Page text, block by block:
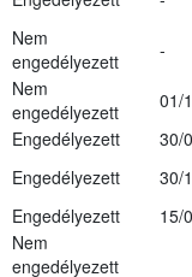
Nem
engedélyezett
-
Nem
engedélyezett
01/
Engedélyezett
30/
Engedélyezett
30/
Engedélyezett
15/
Nem
engedélyezett